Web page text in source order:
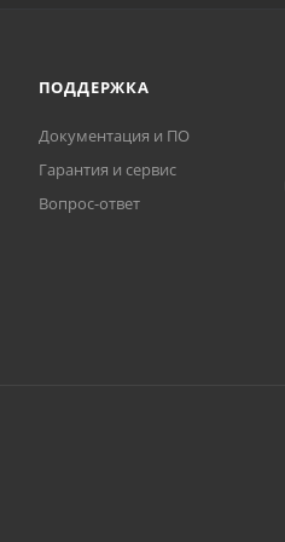
ПОДДЕРЖКА
Документация и ПО
Гарантия и сервис
Вопрос-ответ